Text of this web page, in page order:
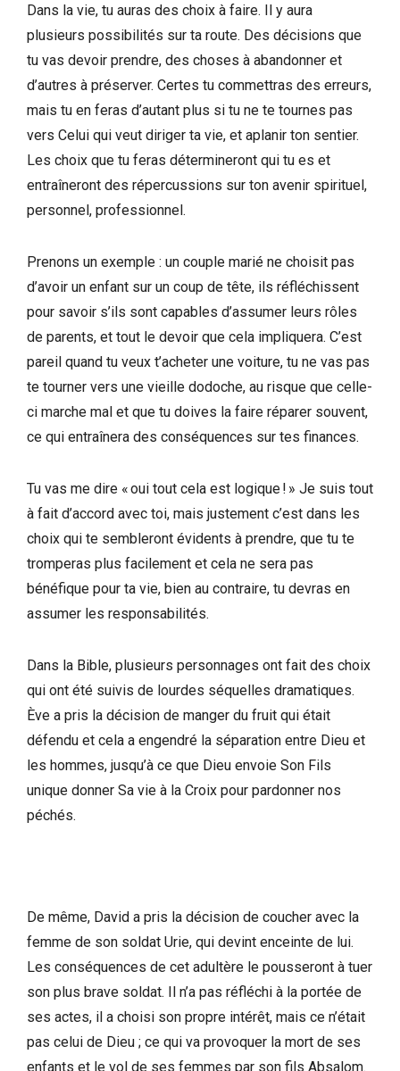
Dans la vie, tu auras des choix à faire. Il y aura
plusieurs possibilités sur ta route. Des décisions que
tu vas devoir prendre, des choses à abandonner et
d’autres à préserver. Certes tu commettras des erreurs,
mais tu en feras d’autant plus si tu ne te tournes pas
vers Celui qui veut diriger ta vie, et aplanir ton sentier.
Les choix que tu feras détermineront qui tu es et
entraîneront des répercussions sur ton avenir spirituel,
personnel, professionnel.
Prenons un exemple : un couple marié ne choisit pas
d’avoir un enfant sur un coup de tête, ils réfléchissent
pour savoir s’ils sont capables d’assumer leurs rôles
de parents, et tout le devoir que cela impliquera. C’est
pareil quand tu veux t’acheter une voiture, tu ne vas pas
te tourner vers une vieille dodoche, au risque que celle-
ci marche mal et que tu doives la faire réparer souvent,
ce qui entraînera des conséquences sur tes finances.
Tu vas me dire « oui tout cela est logique ! » Je suis tout
à fait d’accord avec toi, mais justement c’est dans les
choix qui te sembleront évidents à prendre, que tu te
tromperas plus facilement et cela ne sera pas
bénéfique pour ta vie, bien au contraire, tu devras en
assumer les responsabilités.
Dans la Bible, plusieurs personnages ont fait des choix
qui ont été suivis de lourdes séquelles dramatiques.
Ève a pris la décision de manger du fruit qui était
défendu et cela a engendré la séparation entre Dieu et
les hommes, jusqu’à ce que Dieu envoie Son Fils
unique donner Sa vie à la Croix pour pardonner nos
péchés.
De même, David a pris la décision de coucher avec la
femme de son soldat Urie, qui devint enceinte de lui.
Les conséquences de cet adultère le pousseront à tuer
son plus brave soldat. Il n’a pas réfléchi à la portée de
ses actes, il a choisi son propre intérêt, mais ce n’était
pas celui de Dieu ; ce qui va provoquer la mort de ses
enfants et le vol de ses femmes par son fils Absalom.